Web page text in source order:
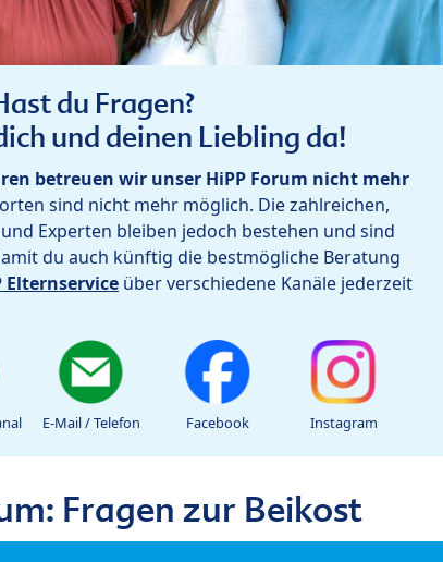
du Fragen?
und deinen Liebling da!
betreuen wir unser HiPP Forum nicht mehr
sind nicht mehr möglich. Die zahlreichen,
Experten bleiben jedoch bestehen und sind
du auch künftig die bestmögliche Beratung
Elternservice über verschiedene Kanäle jederzeit
E-Mail / Telefon Facebook Instagram
Fragen zur Beikost